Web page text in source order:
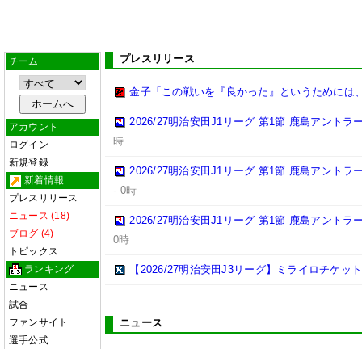
チーム
アカウント
ログイン
新規登録
新着情報
プレスリリース
ニュース (18)
ブログ (4)
トピックス
ランキング
ニュース
試合
ファンサイト
選手公式
プレスリリース
金子「この戦いを『良かった』というためには
2026/27明治安田J1リーグ 第1節 鹿島アントラ
時
2026/27明治安田J1リーグ 第1節 鹿島アントラ
- 0時
2026/27明治安田J1リーグ 第1節 鹿島アントラ
0時
【2026/27明治安田J3リーグ】ミライロチケッ
ニュース